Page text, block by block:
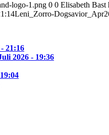
logo-1.png 0 0 Elisabeth Bast
Leni_Zorro-
21:16
2026 - 19:36